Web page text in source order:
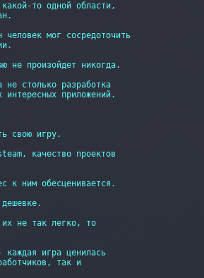
то одной области,
мог сосредоточить
не произойдет никогда.
не столько разработка
интересных приложений.
свою игру.
качество проектов
к ним обесценивается.
их не так легко, то
каждая игра ценилась
так и